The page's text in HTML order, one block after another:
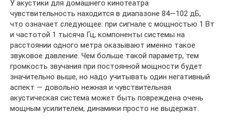
У акустики для домашнего кинотеатра
чувствительность находится в диапазоне 84—102 дБ,
что означает следующее: при сигнале с мощностью 1 Вт
и частотой 1 тысяча Гц, компоненты системы на
расстоянии одного метра оказывают именно такое
звуковое давление. Чем больше такой параметр, тем
громкость звучания при постоянной мощности будет
значительно выше, но надо учитывать один негативный
аспект — довольно нежная и чувствительная
акустическая система может быть повреждена очень
мощным усилителем, динамики просто не выдержат.